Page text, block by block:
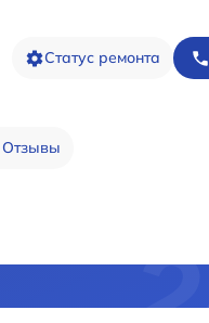
Статус ремонта
Отзывы